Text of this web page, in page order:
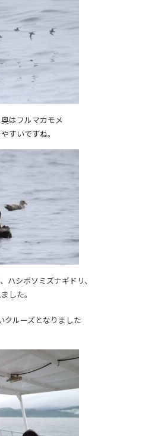
はフルマカモメ
すいですね。
ハシボソミズナギドリ、
した。
クルーズとなりました